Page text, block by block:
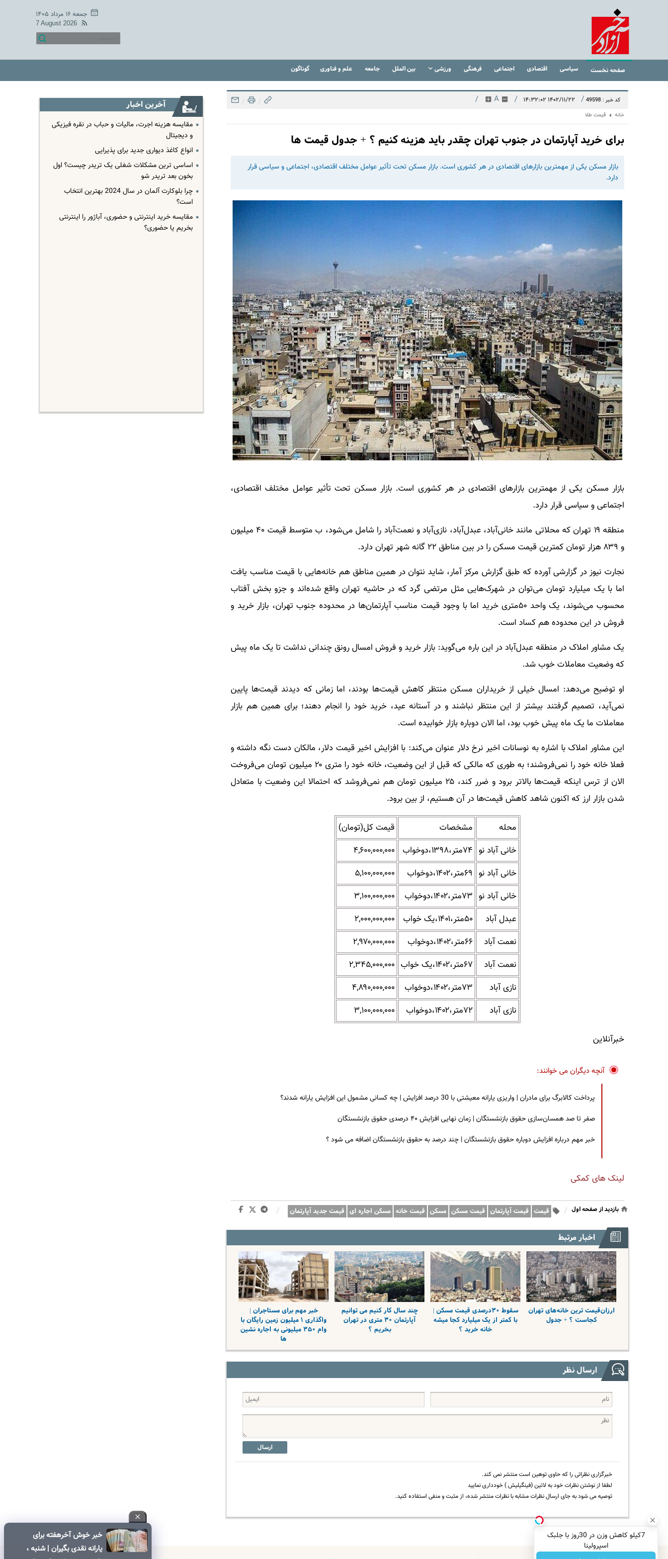
جمعه ۱۶ مرداد ۱۴۰۵
7 August 2026
صفحه نخست سیاسی اقتصادی اجتماعی فرهنگی ورزشی بین الملل جامعه علم و فناوری گوناگون
کد خبر : 49598 / ۱۴۰۲/۱۱/۲۲ ۱۴:۳۲:۰۲ /
A
/
/
/
خانه قیمت طلا
برای خرید آپارتمان در جنوب تهران چقدر باید هزینه کنیم ؟ + جدول قیمت ها
بازار مسکن یکی از مهمترین بازارهای اقتصادی در هر کشوری است. بازار مسکن تحت تأثیر عوامل مختلف اقتصادی، اجتماعی و سیاسی قرار
دارد.
بازار مسکن یکی از مهمترین بازارهای اقتصادی در هر کشوری است. بازار مسکن تحت تأثیر عوامل مختلف اقتصادی،
اجتماعی و سیاسی قرار دارد.
منطقه ۱۹ تهران که محلاتی مانند خانی‌آباد، عبدل‌آباد، نازی‌آباد و نعمت‌آباد را شامل می‌شود، ب متوسط قیمت ۴۰ میلیون
و ۸۳۹ هزار تومان کمترین قیمت مسکن را در بین مناطق ۲۲ گانه شهر تهران دارد.
نجارت نیوز در گزارشی آورده که طبق گزارش مرکز آمار، شاید نتوان در همین مناطق هم خانه‌هایی با قیمت مناسب یافت
اما با یک میلیارد تومان می‌توان در شهرک‌هایی مثل مرتضی گرد که در حاشیه تهران واقع شده‌اند و جزو بخش آفتاب
محسوب می‌شوند، یک واحد ۵۰متری خرید اما با وجود قیمت مناسب آپارتمان‌ها در محدوده جنوب تهران، بازار خرید و
فروش در این محدوده هم کساد است.
یک مشاور املاک در منطقه عبدل‌آباد در این باره می‌گوید: بازار خرید و فروش امسال رونق چندانی نداشت تا یک ماه پیش
که وضعیت معاملات خوب شد.
او توضیح می‌دهد: امسال خیلی‌ از خریداران مسکن منتظر کاهش قیمت‌ها بودند، اما زمانی که دیدند قیمت‌ها پایین
نمی‌آید، تصمیم گرفتند بیشتر از این منتظر نباشند و در آستانه عید، خرید خود را انجام دهند؛ برای همین هم بازار
معاملات ما یک ماه پیش خوب بود، اما الان دوباره بازار خوابیده است.
این مشاور املاک با اشاره به نوسانات اخیر نرخ دلار عنوان می‌کند: با افزایش اخیر قیمت دلار، مالکان دست نگه داشته و
فعلا خانه خود را نمی‌فروشند؛ به طوری که مالکی که قبل از این وضعیت، خانه خود را متری ۲۰ میلیون تومان می‌فروخت
الان از ترس اینکه قیمت‌ها بالاتر برود و ضرر کند، ۲۵ میلیون تومان هم نمی‌فروشد که احتمالا این وضعیت با متعادل
شدن بازار ارز که اکنون شاهد کاهش قیمت‌ها در آن هستیم، از بین برود.
محله مشخصات
قیمت کل(تومان)
خانی آباد نو ۷۴متر،۱۳۹۸،دوخواب
۴,۶۰۰,۰۰۰,۰۰۰
خانی آباد نو ۶۹متر،۱۴۰۲،دوخواب
۵,۱۰۰,۰۰۰,۰۰۰
خانی آباد نو ۷۳متر،۱۴۰۲،دوخواب
۳,۱۰۰,۰۰۰,۰۰۰
عبدل آباد
۵۰متر،۱۴۰۱،یک خواب
۲,۰۰۰,۰۰۰,۰۰۰
نعمت آباد
۶۶متر،۱۴۰۲،دوخواب
۲,۹۷۰,۰۰۰,۰۰۰
نعمت آباد
۶۷متر،۱۴۰۲،یک خواب
۲,۳۴۵,۰۰۰,۰۰۰
نازی آباد
۷۳متر،۱۴۰۲،دوخواب
۴,۸۹۰,۰۰۰,۰۰۰
نازی آباد
۷۲متر،۱۴۰۲،دوخواب ۳,۱۰۰,۰۰۰,۰۰۰
خبرآنلاین
آنچه دیگران می خوانند:
پرداخت کالابرگ برای مادران | واریزی یارانه معیشتی با 30 درصد افزایش | چه کسانی مشمول این افزایش یارانه شدند؟
صفر تا صد همسان‌سازی حقوق بازنشستگان | زمان نهایی افزایش ۴۰ درصدی حقوق بازنشستگان
خبر مهم درباره افزایش دوباره حقوق بازنشستگان | چند درصد به حقوق بازنشستگان اضافه می شود ؟
لینک های کمکی
بازدید از صفحه اول / قیمت قیمت آپارتمان قیمت مسکن مسکن قیمت خانه مسکن اجاره ای قیمت جدید آپارتمان /
اخبار مرتبط
ارزان‌قیمت ترین خانه‌های تهران
کجاست ؟ + جدول
سقوط ۳۰درصدی قیمت مسکن |
با کمتر از یک میلیارد کجا میشه
خانه خرید ؟
چند سال کار کنیم می توانیم
آپارتمان ۳۰ متری در تهران
بخریم ؟
خبر مهم برای مستاجران |
واگذاری ۱ میلیون زمین رایگان با
وام ۳۵۰ میلیونی به اجاره نشین
ها
ارسال نظر
ارسال
خبرگزاری نظراتی را که حاوی توهین است منتشر نمی کند.
لطفا از نوشتن نظرات خود به لاتین (فینگیلیش ) خودداری نمایید
توصیه می شود به جای ارسال نظرات مشابه با نظرات منتشر شده، از مثبت و منفی استفاده کنید.
7کیلو کاهش وزن در 30روز با جلبک
اسپرولینا
آخرین اخبار
مقایسه هزینه اجرت، مالیات و حباب در نقره فیزیکی
و دیجیتال
انواع کاغذ دیواری جدید برای پذیرایی
اساسی ترین مشکلات شغلی یک تریدر چیست؟ اول
بخون بعد تریدر شو
چرا بلوکارت آلمان در سال 2024 بهترین انتخاب
است؟
مقایسه خرید اینترنتی و حضوری، آباژور را اینترنتی
بخریم یا حضوری؟
خبر خوش آخرهفته برای
یارانه نقدی بگیران | شنبه ،